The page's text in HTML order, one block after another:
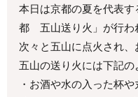
本日は京都の夏を代表
都 五山送り火」が行わ
次々と五山に点火され、
五山の送り火には下記の
・お酒や水の入った杯